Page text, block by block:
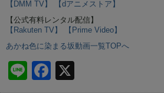
【DMM TV】
【dアニメストア】
【公式有料レンタル配信】
【Rakuten TV】
【Prime Video】
あかね色に染まる坂動画一覧TOPへ
Li
F